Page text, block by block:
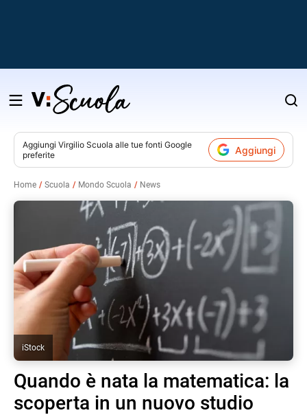
Salta
contenuto
Aggiungi Virgilio Scuola alle tue fonti Google
preferite
Aggiungi
Home Scuola Mondo Scuola News
iStock
Quando è nata la matematica: la
scoperta in un nuovo studio